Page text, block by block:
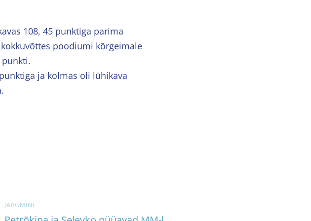
108, 45 punktiga parima
poodiumi kõrgeimale
ja kolmas oli lühikava
JÄRGMINE